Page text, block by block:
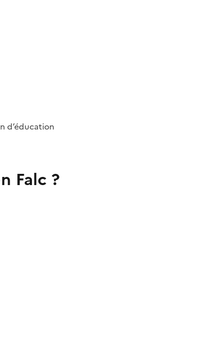
d’éducation
Falc ?